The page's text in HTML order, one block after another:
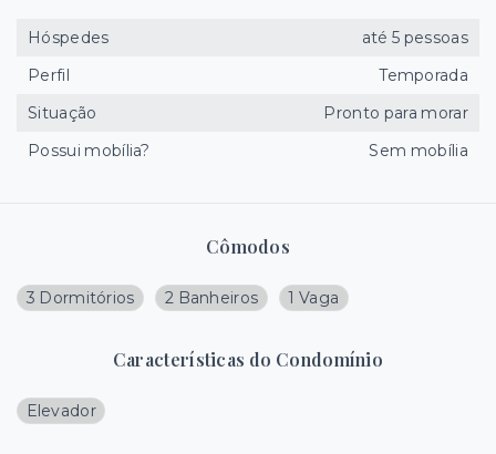
Cômodos
3 Dormitórios 2 Banheiros 1 Vaga
Características do Condomínio
Elevador
Hóspedes
até 5 pessoas
Perfil
Temporada
Situação
Pronto para morar
Possui mobília?
Sem mobília